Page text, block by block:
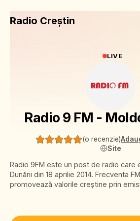
Radio Creștin
LIVE
Radio 9 FM -
(o recenzie)
Site
Radio 9FM este un post de radio care
Dunării din 18 aprilie 2014. Frecventa FM: 106.6 MHz Radioul
promovează valorile creștine prin
personală cu El, precum și creștinilor